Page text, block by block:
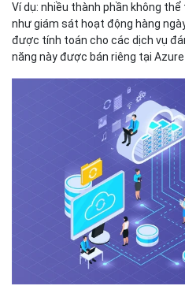
Ví dụ: nhiều thành phần không
như giám sát hoạt động hàng
được tính toán cho các dịch vụ
năng này được bán riêng tại Azure